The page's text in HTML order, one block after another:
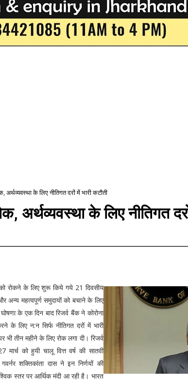
अर्थव्यवस्था के लिए नीतिगत दरों में भारी कटौती
अर्थव्यवस्था के लिए नीतिगत
रोकने के लिए शुरू किये गये 21 दिवसीय
अन्य महत्वपूर्ण समुदायों को बचाने के लिए
के एक दिन बाद रिजर्व बैंक ने कोरोना
के लिए न:न सिर्फ नीतिगत दरों में भारी
तीन महीने के लिए रोक लगा दी। रिजर्व
को हुयी चालू वित्त वर्ष की सातवीं
शक्तिकांता दास ने इन निर्णयों की
स्तर पर आर्थिक मंदी आ रही है। भारत